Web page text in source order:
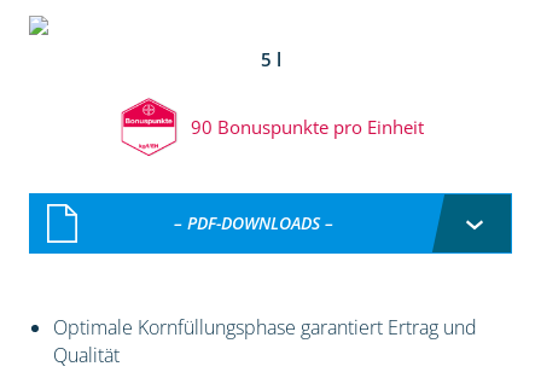
5 l
90 Bonuspunkte pro Einheit
– PDF-DOWNLOADS –
Optimale Kornfüllungsphase garantiert Ertrag und
Qualität